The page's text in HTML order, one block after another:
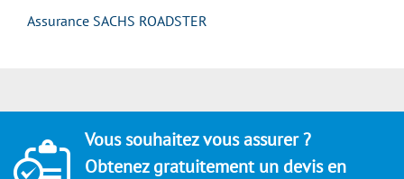
Assurance SACHS ROADSTER
Vous souhaitez vous assurer ?
Obtenez gratuitement un devis en